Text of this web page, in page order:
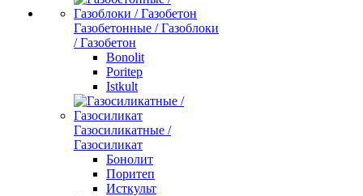
Газобетонные / Газоблоки
/ Газобетон
Bonolit
Poritep
Istkult
Газосиликатные /
Газосиликат
Бонолит
Поритеп
Исткульт